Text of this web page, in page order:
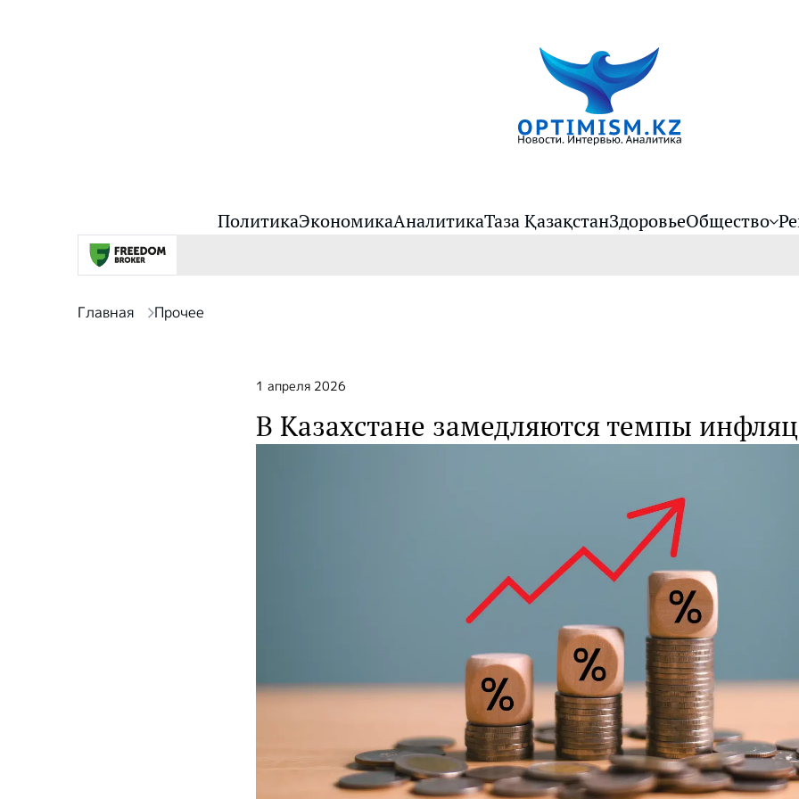
ПолитикаЭкономикаАналитикаТаза ҚазақстанЗдоровьеОбщество
Главная Прочее
1 апреля 2026
В Казахстане замедляются темпы